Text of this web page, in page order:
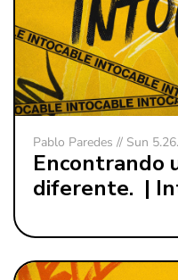
Pablo Paredes // Sun
Encontrando
diferente. |